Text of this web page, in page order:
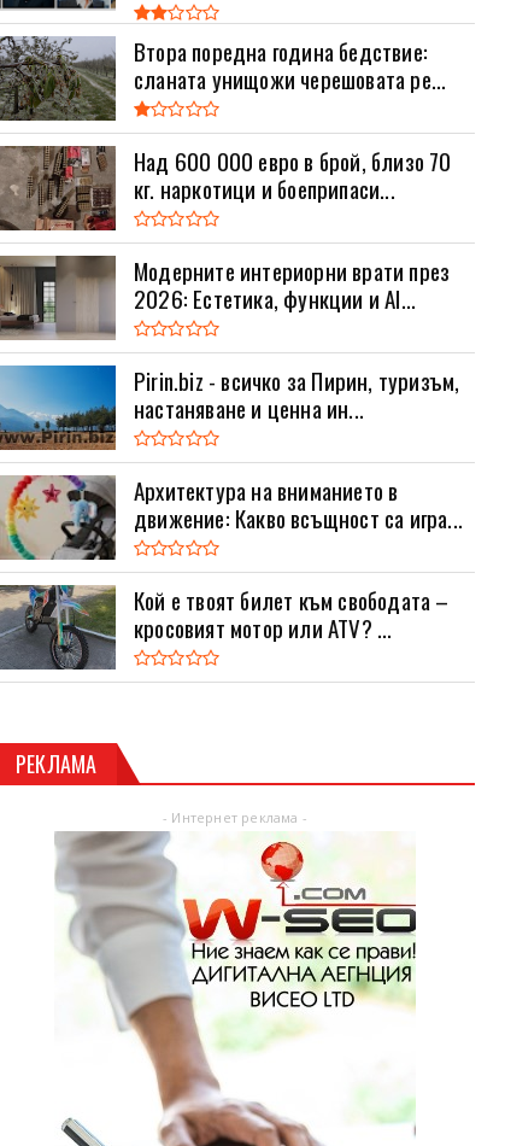
Втора поредна година бедствие:
сланата унищожи черешовата ре...
Над 600 000 евро в брой, близо 70
кг. наркотици и боеприпаси...
Модерните интериорни врати през
2026: Естетика, функции и AI...
Pirin.biz - всичко за Пирин, туризъм,
настаняване и ценна ин...
Архитектура на вниманието в
движение: Какво всъщност са игра...
Кой е твоят билет към свободата –
кросовият мотор или ATV? ...
РЕКЛАМА
- Интернет реклама -